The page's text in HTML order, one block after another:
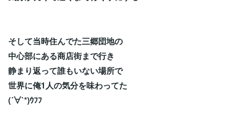
そして当時住んでた三郷団地の
中心部にある商店街まで行き
静まり返って誰もいない場所で
世界に俺1人の気分を味わってた
(´∀`*)ｳﾌﾌ